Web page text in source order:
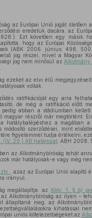
az Európai Unió jogát
eredetük dacára, az
Ezt követően egy másik
hogy az Európai
(ABK 2006. június, 498,
jog részei, mivel a Magyar
jog nem minősül az Alkotmány
ezeket az elvi élű
voltak.
ratifikációját egy arra
de még a ratifikáció előtt
pedig abban a stádiumban
magyar részről már megtörtént.
hatálybalépéshez a magában
módosító szerződései, mint
figyelemmel tudja értékelni,
(IV. 29.) AB határozat, ABH 2008,
az Alkotmánybíróság tehát
már hatályosak-e vagy még
, azaz az Európai Unió alapító
irányul.
megállapítja: az Abtv. 1. §b)
Alkotmánybíróság az ilyen –
állapítaná meg, az
kihatással
uniós kötelezettségeket az